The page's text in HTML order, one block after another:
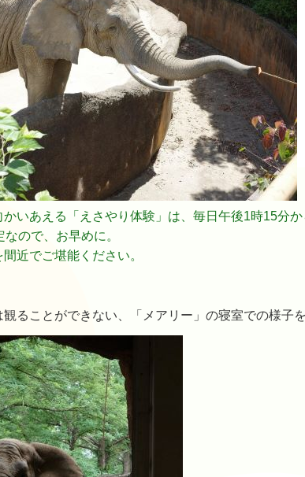
かいあえる「えさやり体験」は、毎日午後1時15分か
ので、お早めに。
近でご堪能ください。
ることができない、「メアリー」の寝室での様子